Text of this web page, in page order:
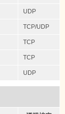
UDP
TCP/UDP
TCP
TCP
UDP